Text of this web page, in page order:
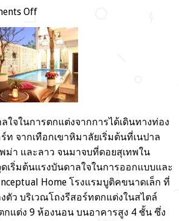
Offon
Niman
Boutique
Hotel
ที่พัก
เชียงใหม่
ใจในการตกแต่งจากการได้เดินทางท่อง
ท จากเทือกเขาหิมาลัยเริ่มต้นที่เนปาล
ม่า และลาว จนมาจบที่ดอยสุเทพใน
เริ่มต้นแรงบันดาลใจในการออกแบบและ
Home โรงแรมบูติคขนาดเล็ก ที่
ตัว บริเวณโถงรีสอร์ทตกแต่งในสไตล์
กแต่ง 9 ห้องนอน บนอาคารสูง 4 ชั้น ซึ่ง